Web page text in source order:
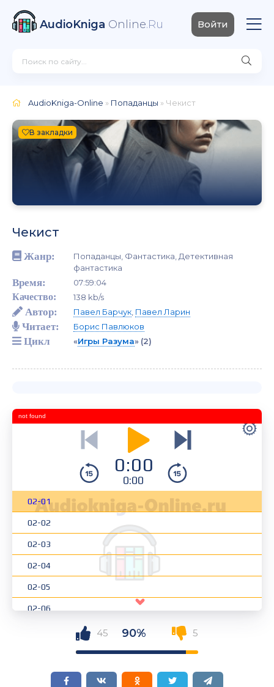
AudioKniga Online.Ru Войти
AudioKniga-Online » Попаданцы » Чекист
В закладки
Чекист
Жанр:
Попаданцы, Фантастика, Детективная
фантастика
Время:
07:59:04
Качество:
138 kb/s
Автор: Павел Барчук Павел Ларин
Читает: Борис Павлюков
Цикл «Игры Разума» (2)
0:00
0:00
02-01
02-02
02-03
02-04
02-05
02-06
not found
45 90% 5